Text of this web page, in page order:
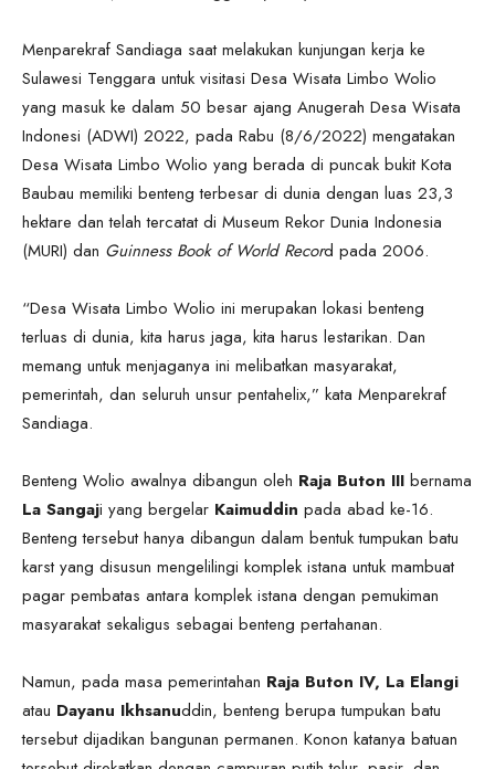
Menparekraf Sandiaga saat melakukan kunjungan kerja ke
Sulawesi Tenggara untuk visitasi Desa Wisata Limbo Wolio
yang masuk ke dalam 50 besar ajang Anugerah Desa Wisata
Indonesi (ADWI) 2022, pada Rabu (8/6/2022) mengatakan
Desa Wisata Limbo Wolio yang berada di puncak bukit Kota
Baubau memiliki benteng terbesar di dunia dengan luas 23,3
hektare dan telah tercatat di Museum Rekor Dunia Indonesia
(MURI) dan Guinness Book of World Record pada 2006.
“Desa Wisata Limbo Wolio ini merupakan lokasi benteng
terluas di dunia, kita harus jaga, kita harus lestarikan. Dan
memang untuk menjaganya ini melibatkan masyarakat,
pemerintah, dan seluruh unsur pentahelix,” kata Menparekraf
Sandiaga.
Benteng Wolio awalnya dibangun oleh Raja Buton III bernama
La Sangaji yang bergelar Kaimuddin pada abad ke-16.
Benteng tersebut hanya dibangun dalam bentuk tumpukan batu
karst yang disusun mengelilingi komplek istana untuk mambuat
pagar pembatas antara komplek istana dengan pemukiman
masyarakat sekaligus sebagai benteng pertahanan.
Namun, pada masa pemerintahan Raja Buton IV, La Elangi
atau Dayanu Ikhsanuddin, benteng berupa tumpukan batu
tersebut dijadikan bangunan permanen. Konon katanya batuan